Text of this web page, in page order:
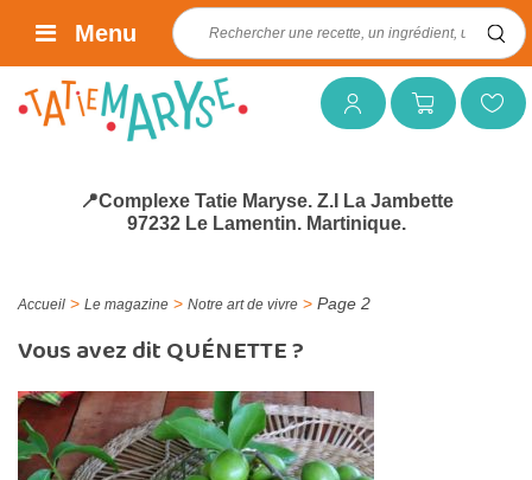
Mon compteMon panierMes favoris
Rechercher :
Menu
📍Complexe Tatie Maryse. Z.I La Jambette
97232 Le Lamentin. Martinique.
Accueil > Le magazine > Notre art de vivre > Page 2
Vous avez dit QUÉNETTE ?